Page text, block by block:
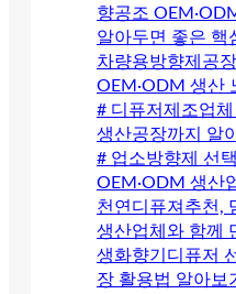
향공조
알아두면 좋은 핵
차량용방향제공
OEM·ODM 생산
# 디퓨저제조업
생산공장까지 알
# 업소방향제 선
OEM·ODM 생산
천연디퓨져추천,
생산업체와 함께
생화향기디퓨저
장 활용법 알아보